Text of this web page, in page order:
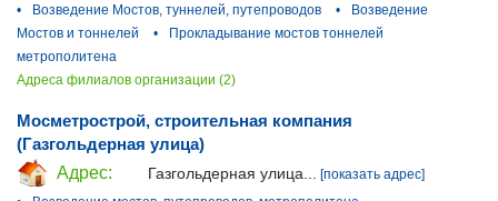
•
Возведение Мостов, туннелей, путепроводов •
Возведение
Мостов и тоннелей
•
Прокладывание мостов тоннелей
метрополитена
Адреса филиалов организации (2)
Мосметрострой, строительная компания
(Газгольдерная улица)
Адрес:
Газгольдерная улица...
[показать адрес]